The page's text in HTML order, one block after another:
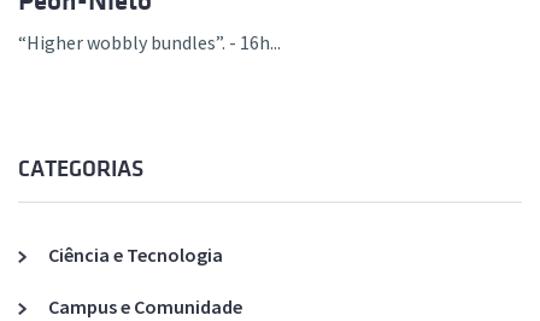
“Higher wobbly bundles”. - 16h...
CATEGORIAS
Ciência e Tecnologia
Campus e Comunidade